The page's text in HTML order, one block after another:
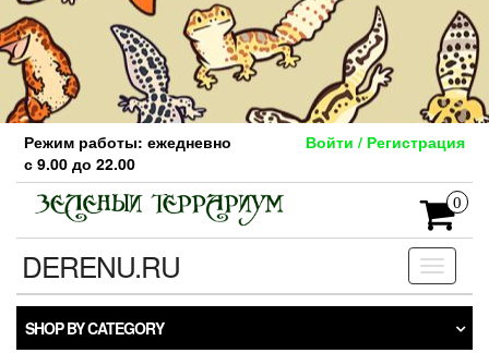
Skip
the
content
Режим работы: ежедневно
с 9.00 до 22.00
Войти / Регистрация
0
Toggle
DERENU.RU
SHOP BY CATEGORY